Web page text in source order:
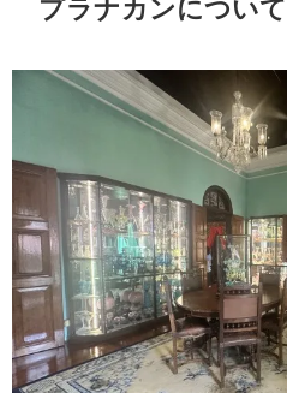
プラナカンについて